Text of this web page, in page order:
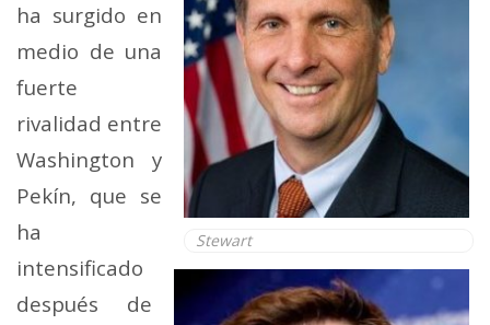
Stewart
ha surgido en
medio de una
fuerte
rivalidad entre
Washington y
Pekín, que se
ha
intensificado
después de